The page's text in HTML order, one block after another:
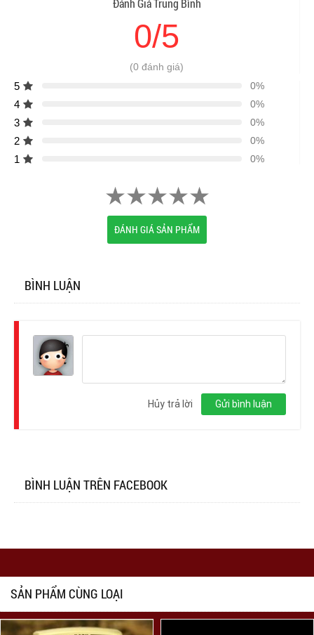
Đánh Giá Trung Bình
0/5
(0 đánh giá)
5 0%
4 0%
3 0%
2 0%
1 0%
ĐÁNH GIÁ SẢN PHẨM
BÌNH LUẬN
Gửi bình luận
Hủy trả lời
BÌNH LUẬN TRÊN FACEBOOK
SẢN PHẨM CÙNG LOẠI